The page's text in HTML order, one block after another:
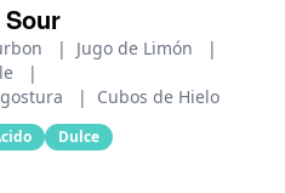
| Jugo de Limón
|
|
| Cubos de Hielo
Dulce